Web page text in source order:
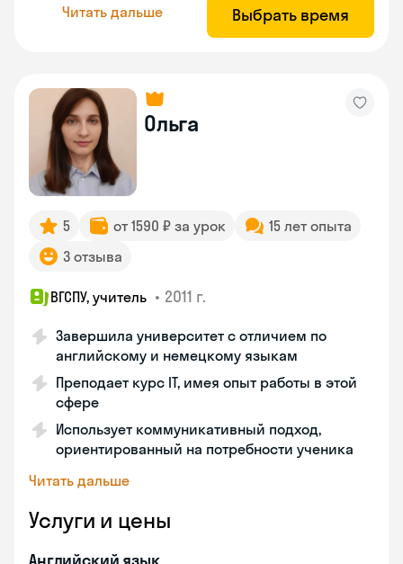
Читать дальше Выбрать время
Ольга
5 от 1590 ₽ за урок
15 лет опыта
3 отзыва
ВГСПУ, учитель • 2011 г.
Завершила университет с отличием по
английскому и немецкому языкам
Преподает курс IT, имея опыт работы в этой
сфере
Использует коммуникативный подход,
ориентированный на потребности ученика
Читать дальше
Услуги и цены